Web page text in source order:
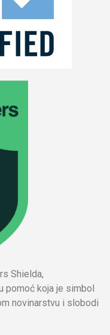
Shielda,
pomoć koja je simbol
novinarstvu i slobodi